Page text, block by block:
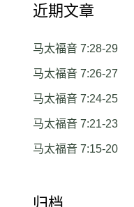
近期文章
马太福音 7:28-29
马太福音 7:26-27
马太福音 7:24-25
马太福音 7:21-23
马太福音 7:15-20
归档